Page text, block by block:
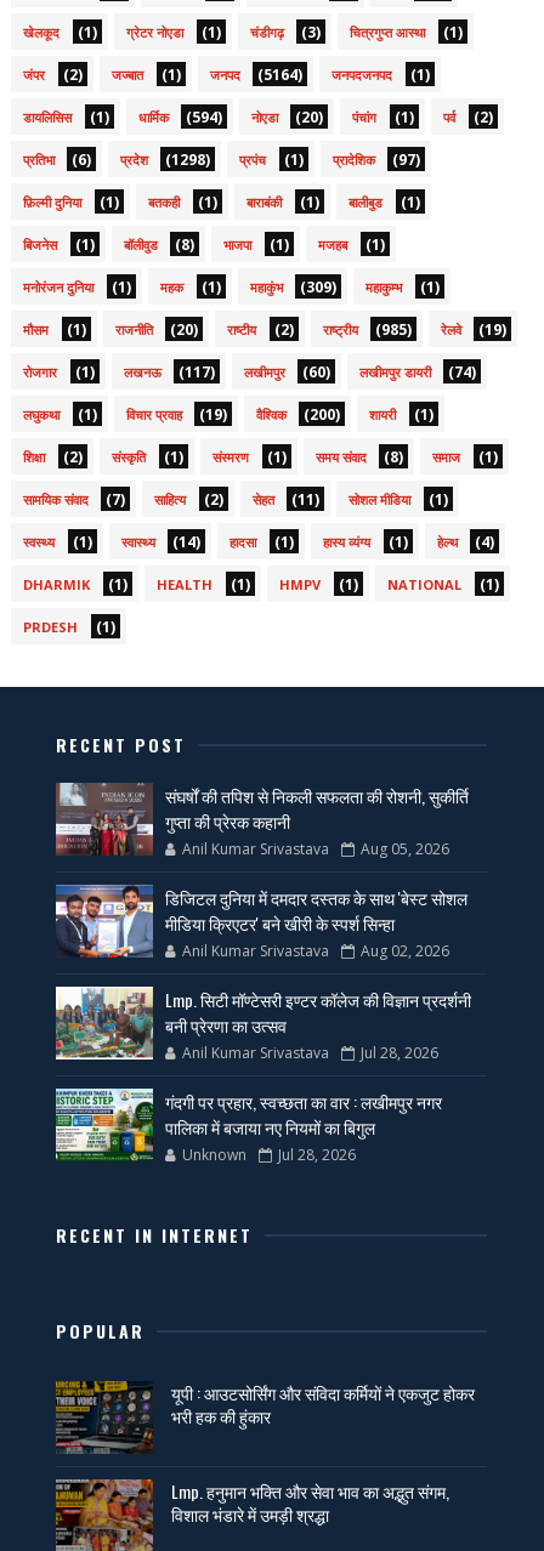
खेलकूद (1) ग्रेटर नोएडा (1) चंडीगढ़ (3) चित्रगुप्त आस्था (1)
जंपर (2) जज्बात (1) जनपद (5164) जनपदजनपद (1)
डायलिसिस (1) धार्मिक (594) नोएडा (20) पंचांग (1) पर्व (2)
प्रतिभा (6) प्रदेश (1298) प्रपंच (1) प्रादेशिक (97)
फ़िल्मी दुनिया (1) बतकही (1) बाराबंकी (1) बालीबुड (1)
बिजनेस (1) बॉलीवुड (8) भाजपा (1) मजहब (1)
मनोरंजन दुनिया (1) महक (1) महाकुंभ (309) महाकुम्भ (1)
मौसम (1) राजनीति (20) राष्टीय (2) राष्ट्रीय (985) रेलवे (19)
रोजगार (1) लखनऊ (117) लखीमपुर (60) लखीमपुर डायरी (74)
लघुकथा (1) विचार प्रवाह (19) वैश्विक (200) शायरी (1)
शिक्षा (2) संस्कृति (1) संस्मरण (1) समय संवाद (8) समाज (1)
सामयिक संवाद (7) साहित्य (2) सेहत (11) सोशल मीडिया (1)
स्वस्थ्य (1) स्वास्थ्य (14) हादसा (1) हास्य व्यंग्य (1) हेल्थ (4)
DHARMIK (1) HEALTH (1) HMPV (1) NATIONAL (1)
PRDESH (1)
RECENT POST
संघर्षों की तपिश से निकली सफलता की रोशनी, सुकीर्ति
गुप्ता की प्रेरक कहानी
Anil Kumar Srivastava Aug 05, 2026
डिजिटल दुनिया में दमदार दस्तक के साथ 'बेस्ट सोशल
मीडिया क्रिएटर' बने खीरी के स्पर्श सिन्हा
Anil Kumar Srivastava Aug 02, 2026
Lmp. सिटी मॉण्टेसरी इण्टर कॉलेज की विज्ञान प्रदर्शनी
बनी प्रेरणा का उत्सव
Anil Kumar Srivastava Jul 28, 2026
गंदगी पर प्रहार, स्वच्छता का वार : लखीमपुर नगर
पालिका में बजाया नए नियमों का बिगुल
Unknown Jul 28, 2026
RECENT IN INTERNET
POPULAR
यूपी : आउटसोर्सिंग और संविदा कर्मियों ने एकजुट होकर
भरी हक की हुंकार
Lmp. हनुमान भक्ति और सेवा भाव का अद्भुत संगम,
विशाल भंडारे में उमड़ी श्रद्धा